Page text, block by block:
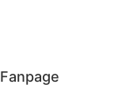
Fanpage